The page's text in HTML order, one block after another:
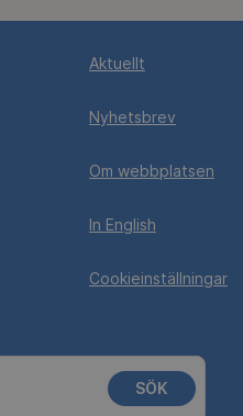
Aktuellt
Nyhetsbrev
Om webbplatsen
In English
Cookieinställningar
SÖK